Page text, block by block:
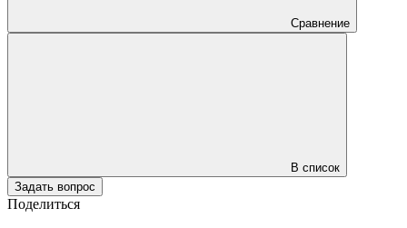
Сравнение
В список
Задать вопрос
Поделиться